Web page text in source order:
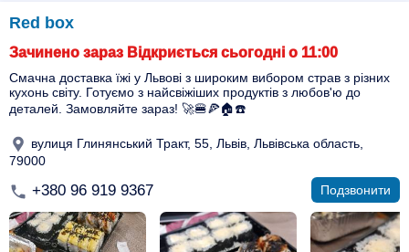
Red box
Зачинено зараз Відкриється сьогодні о 11:00
Смачна доставка їжі у Львові з широким вибором страв з різних
кухонь світу. Готуємо з найсвіжіших продуктів з любов'ю до
деталей. Замовляйте зараз! 🚀🍔🍕🏠☎️
вулиця Глинянський Тракт, 55, Львів, Львівська область,
79000
+380 96 919 9367 Подзвонити